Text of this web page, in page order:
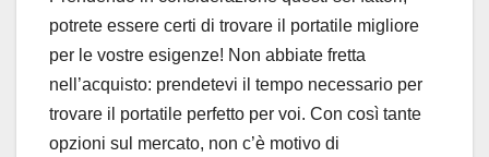
potrete essere certi di trovare il portatile migliore
per le vostre esigenze! Non abbiate fretta
nell’acquisto: prendetevi il tempo necessario per
trovare il portatile perfetto per voi. Con così tante
opzioni sul mercato, non c’è motivo di